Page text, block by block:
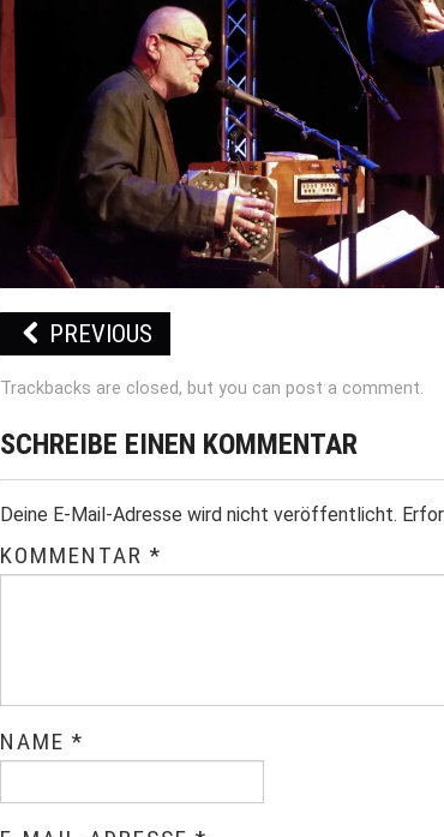
PREVIOUS
Trackbacks are closed, but you can post a comment.
SCHREIBE EINEN KOMMENTAR
Deine E-Mail-Adresse wird nicht veröffentlicht.
KOMMENTAR *
NAME *